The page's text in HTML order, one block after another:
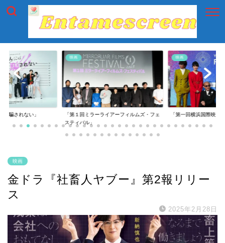
は騙されない」
映画
「第１回ミラーライアーフィルムズ・フェ
スティバル」
映画
「第一回横浜国際映画
映画
金ドラ『社畜人ヤブー』第2報リリー
ス
2025年2月28日